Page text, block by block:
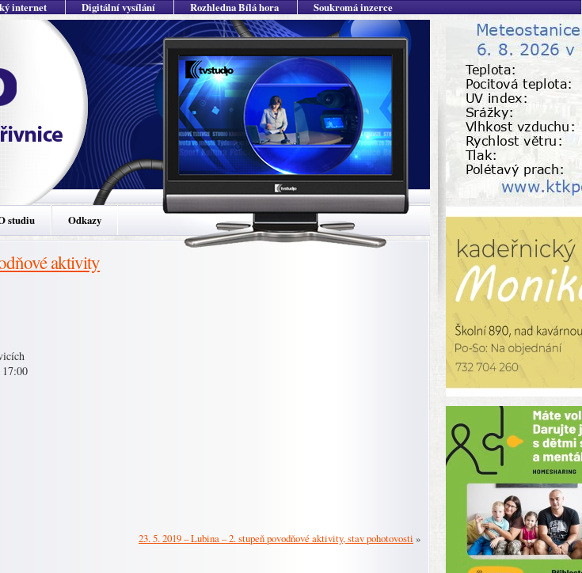
internet Digitální vysílání Rozhledna Bílá hora Soukromá inzerce
studiu Odkazy
aktivity
23. 5. 2019 – Lubina – 2. stupeň povodňové aktivity, stav pohotovosti »